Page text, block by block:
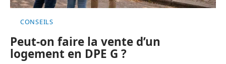
CONSEILS
Peut-on faire la vente d’un
logement en DPE G ?